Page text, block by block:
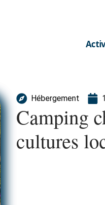
Hébergement
Camping
cultures